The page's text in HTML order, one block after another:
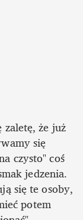
że już
się
czysto" coś
jedzenia.
się te osoby,
potem